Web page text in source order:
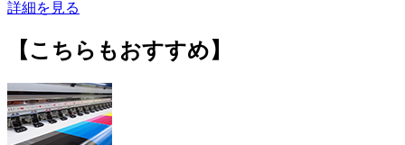
詳細を見る
【こちらもおすすめ】